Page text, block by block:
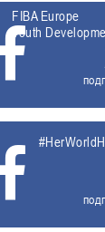
FIBA Europe
Youth